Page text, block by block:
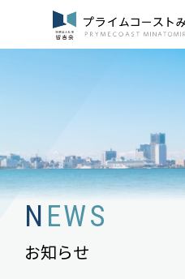
NEWS
お知らせ